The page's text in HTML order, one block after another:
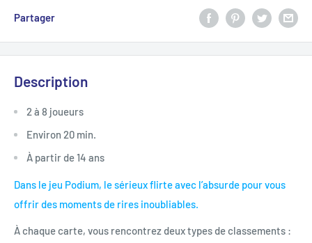
Partager
Description
2 à 8 joueurs
Environ 20 min.
À partir de 14 ans
Dans le jeu Podium, le sérieux flirte avec l’absurde pour vous
offrir des moments de rires inoubliables.
À chaque carte, vous rencontrez deux types de classements :